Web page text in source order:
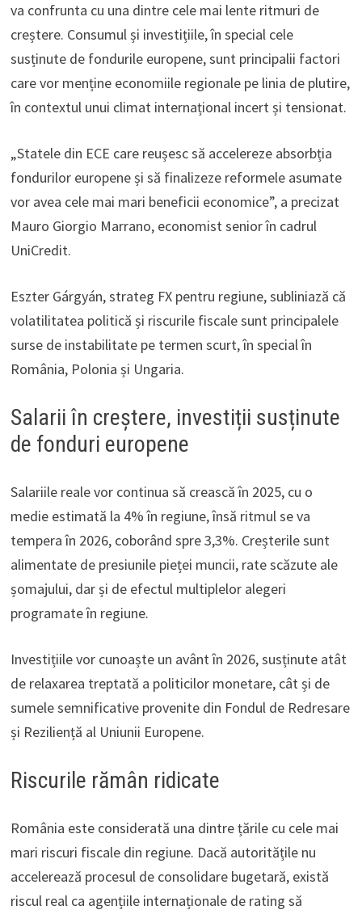
va confrunta cu una dintre cele mai lente ritmuri de
creștere. Consumul și investițiile, în special cele
susținute de fondurile europene, sunt principalii factori
care vor menține economiile regionale pe linia de plutire,
în contextul unui climat internațional incert și tensionat.
„Statele din ECE care reușesc să accelereze absorbția
fondurilor europene și să finalizeze reformele asumate
vor avea cele mai mari beneficii economice”, a precizat
Mauro Giorgio Marrano, economist senior în cadrul
UniCredit.
Eszter Gárgyán, strateg FX pentru regiune, subliniază că
volatilitatea politică și riscurile fiscale sunt principalele
surse de instabilitate pe termen scurt, în special în
România, Polonia și Ungaria.
Salarii în creștere, investiții susținute
de fonduri europene
Salariile reale vor continua să crească în 2025, cu o
medie estimată la 4% în regiune, însă ritmul se va
tempera în 2026, coborând spre 3,3%. Creșterile sunt
alimentate de presiunile pieței muncii, rate scăzute ale
șomajului, dar și de efectul multiplelor alegeri
programate în regiune.
Investițiile vor cunoaște un avânt în 2026, susținute atât
de relaxarea treptată a politicilor monetare, cât și de
sumele semnificative provenite din Fondul de Redresare
și Reziliență al Uniunii Europene.
Riscurile rămân ridicate
România este considerată una dintre țările cu cele mai
mari riscuri fiscale din regiune. Dacă autoritățile nu
accelerează procesul de consolidare bugetară, există
riscul real ca agențiile internaționale de rating să